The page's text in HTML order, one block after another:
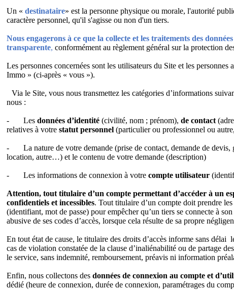
Un « destinataire» est la personne physique ou morale, l'autorité
caractère personnel, qu'il s'agisse ou non d'un tiers.
Nous engagerons à ce que la collecte et les traitements des
transparente, conformément au règlement général sur la protection
Les personnes concernées sont les utilisateurs du Site et les
Immo » (ci-après « vous »).
Via le Site, vous nous transmettez les catégories d’informations
nous :
- Les données d’identité (civilité, nom ; prénom), de contact
relatives à votre statut personnel (particulier ou professionnel ou
-
La nature de votre demande (prise de contact, demande de
location, autre…) et le contenu de votre demande (description)
- Les informations de connexion à votre compte utilisateur
Attention, tout titulaire d’un compte permettant d’accéder à un
confidentiels et incessibles. Tout titulaire d’un compte doit prendre
(identifiant, mot de passe) pour empêcher qu’un tiers se connecte à
abusive de ses codes d’accès, lorsque cela résulte de sa propre
En tout état de cause, le titulaire des droits d’accès informe sans
cas de violation constatée de la clause d’inaliénabilité ou de partage
le service, sans indemnité, remboursement, préavis ni information
Enfin, nous collectons des données de connexion au compte et
dédié (heure de connexion, durée de connexion, paramétrages du